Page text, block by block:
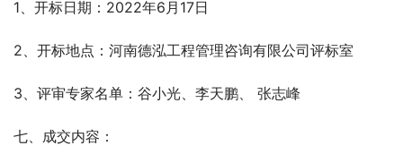
1、开标日期：2022年6月17日
2、开标地点：河南德泓工程管理咨询有限公司评标室
3、评审专家名单：谷小光、李天鹏、 张志峰
七、成交内容：